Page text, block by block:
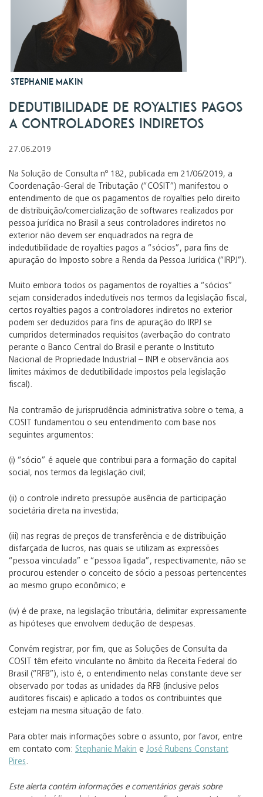
Stephanie Makin
Dedutibilidade de royalties pagos
a controladores indiretos
27.06.2019
Na Solução de Consulta nº 182, publicada em 21/06/2019, a
Coordenação-Geral de Tributação (“COSIT”) manifestou o
entendimento de que os pagamentos de royalties pelo direito
de distribuição/comercialização de softwares realizados por
pessoa jurídica no Brasil a seus controladores indiretos no
exterior não devem ser enquadrados na regra de
indedutibilidade de royalties pagos a “sócios”, para fins de
apuração do Imposto sobre a Renda da Pessoa Jurídica (“IRPJ”).
Muito embora todos os pagamentos de royalties a “sócios”
sejam considerados indedutíveis nos termos da legislação fiscal,
certos royalties pagos a controladores indiretos no exterior
podem ser deduzidos para fins de apuração do IRPJ se
cumpridos determinados requisitos (averbação do contrato
perante o Banco Central do Brasil e perante o Instituto
Nacional de Propriedade Industrial – INPI e observância aos
limites máximos de dedutibilidade impostos pela legislação
fiscal).
Na contramão de jurisprudência administrativa sobre o tema, a
COSIT fundamentou o seu entendimento com base nos
seguintes argumentos:
(i) “sócio” é aquele que contribui para a formação do capital
social, nos termos da legislação civil;
(ii) o controle indireto pressupõe ausência de participação
societária direta na investida;
(iii) nas regras de preços de transferência e de distribuição
disfarçada de lucros, nas quais se utilizam as expressões
“pessoa vinculada” e “pessoa ligada”, respectivamente, não se
procurou estender o conceito de sócio a pessoas pertencentes
ao mesmo grupo econômico; e
(iv) é de praxe, na legislação tributária, delimitar expressamente
as hipóteses que envolvem dedução de despesas.
Convém registrar, por fim, que as Soluções de Consulta da
COSIT têm efeito vinculante no âmbito da Receita Federal do
Brasil (“RFB”), isto é, o entendimento nelas constante deve ser
observado por todas as unidades da RFB (inclusive pelos
auditores fiscais) e aplicado a todos os contribuintes que
estejam na mesma situação de fato.
Para obter mais informações sobre o assunto, por favor, entre
em contato com: Stephanie Makin e José Rubens Constant
Pires.
Este alerta contém informações e comentários gerais sobre